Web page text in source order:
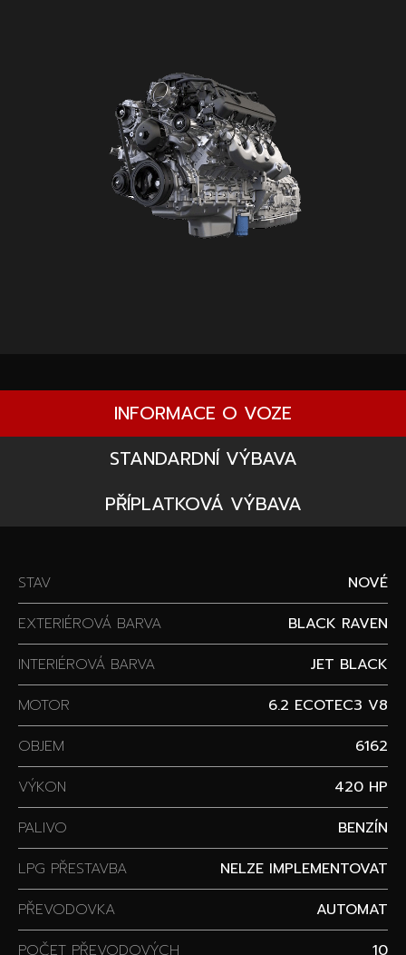
INFORMACE O VOZE
STANDARDNÍ VÝBAVA
PŘÍPLATKOVÁ VÝBAVA
STAV
NOVÉ
EXTERIÉROVÁ BARVA
BLACK RAVEN
INTERIÉROVÁ BARVA
JET BLACK
MOTOR
6.2 ECOTEC3 V8
OBJEM
6162
VÝKON
420 HP
PALIVO
BENZÍN
LPG PŘESTAVBA
NELZE IMPLEMENTOVAT
PŘEVODOVKA
AUTOMAT
POČET PŘEVODOVÝCH
10